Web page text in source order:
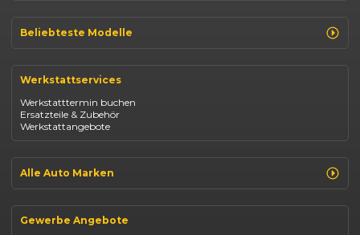
Beliebteste Modelle
Opel Corsa
Fiat 500
Dacia Duster
Dacia Sandero
Jeep Compass
Suzuki Vitara
Suzuki Swift
Mazda CX-30
Werkstattservices
Werkstatttermin buchen
Ersatzteile & Zubehör
Werkstattangebote
Alle Auto Marken
Opel
Fiat
Gewerbe Angebote